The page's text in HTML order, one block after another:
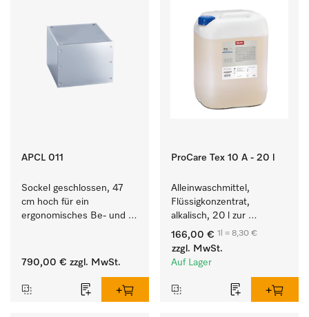
APCL 011
Sockel geschlossen, 47
cm hoch für ein
ergonomisches Be- und
Trockner.
790,00 € zzgl. MwSt.
ProCare Tex 10 A - 20 l
Alleinwaschmittel,
Flüssigkonzentrat,
alkalisch, 20 l zur
Reinigung weißer Textilien
und farbechter
Buntwäsche.
166,00 € 1l = 8,30 €
zzgl. MwSt.
Auf Lager